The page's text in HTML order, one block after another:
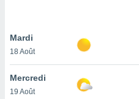
notre
que
Mardi
18 Août
Mercredi
19 Août